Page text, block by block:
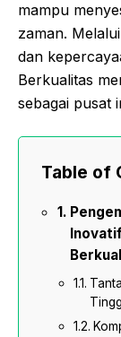
mampu
zaman.
dan
Berkualitas
sebagai pusat
Table of